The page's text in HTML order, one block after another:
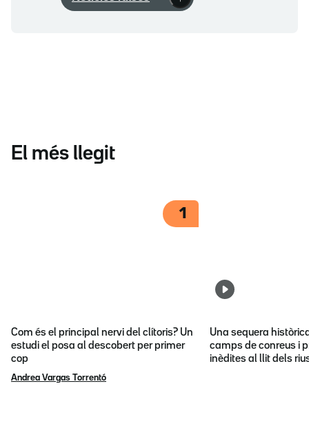
El més llegit
1
Com és el principal nervi del clítoris? Un
estudi el posa al descobert per primer
cop
Andrea Vargas Torrentó
Una sequera
camps de conreus i
inèdites al llit dels